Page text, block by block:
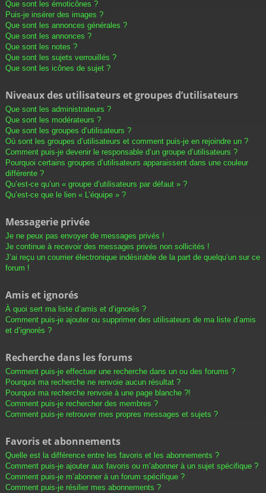
Que sont les émoticônes ?
Puis-je insérer des images ?
Que sont les annonces générales ?
Que sont les annonces ?
Que sont les notes ?
Que sont les sujets verrouillés ?
Que sont les icônes de sujet ?
Niveaux des utilisateurs et groupes d’utilisateurs
Que sont les administrateurs ?
Que sont les modérateurs ?
Que sont les groupes d’utilisateurs ?
Où sont les groupes d’utilisateurs et comment puis-je en rejoindre un ?
Comment puis-je devenir le responsable d’un groupe d’utilisateurs ?
Pourquoi certains groupes d’utilisateurs apparaissent dans une couleur
différente ?
Qu’est-ce qu’un « groupe d’utilisateurs par défaut » ?
Qu’est-ce que le lien « L’équipe » ?
Messagerie privée
Je ne peux pas envoyer de messages privés !
Je continue à recevoir des messages privés non sollicités !
J’ai reçu un courrier électronique indésirable de la part de quelqu’un sur ce
forum !
Amis et ignorés
À quoi sert ma liste d’amis et d’ignorés ?
Comment puis-je ajouter ou supprimer des utilisateurs de ma liste d’amis
et d’ignorés ?
Recherche dans les forums
Comment puis-je effectuer une recherche dans un ou des forums ?
Pourquoi ma recherche ne renvoie aucun résultat ?
Pourquoi ma recherche renvoie à une page blanche ?!
Comment puis-je rechercher des membres ?
Comment puis-je retrouver mes propres messages et sujets ?
Favoris et abonnements
Quelle est la différence entre les favoris et les abonnements ?
Comment puis-je ajouter aux favoris ou m’abonner à un sujet spécifique ?
Comment puis-je m’abonner à un forum spécifique ?
Comment puis-je résilier mes abonnements ?